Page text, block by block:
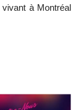
à Montréal